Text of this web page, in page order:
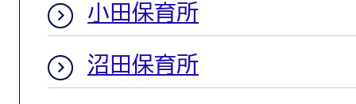
小田保育所
沼田保育所